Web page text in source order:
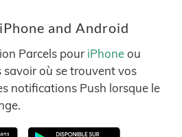
and Android
Parcels pour iPhoneou
où se trouvent vos
notifications Push lorsque le